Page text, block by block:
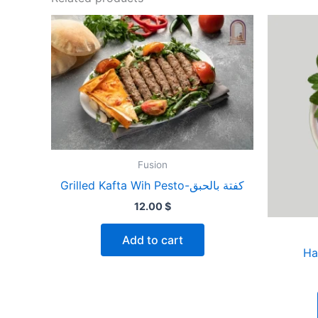
Fusion
Grilled Kafta Wih Pesto-كفتة بالحبق
12.00$
Add to cart